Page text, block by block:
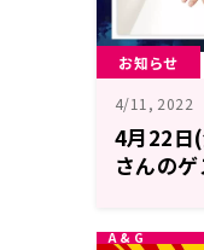
お知らせ
4/11, 2022
4月22日
さんの